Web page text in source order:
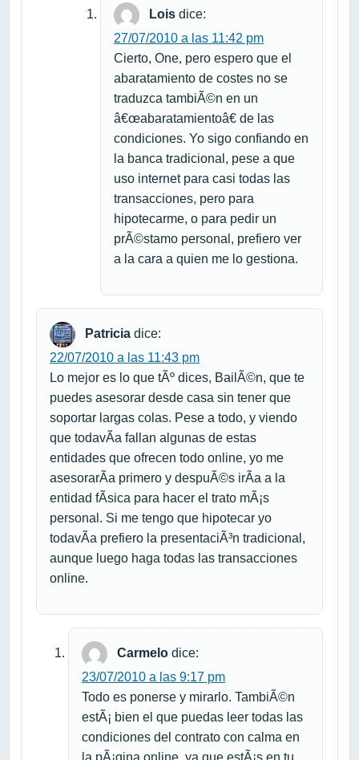
Lois dice:
27/07/2010 a las 11:42 pm
Cierto, One, pero espero que el
abaratamiento de costes no se
traduzca tambiÃ©n en un
â€œabaratamientoâ€ de las
condiciones. Yo sigo confiando en
la banca tradicional, pese a que
uso internet para casi todas las
transacciones, pero para
hipotecarme, o para pedir un
prÃ©stamo personal, prefiero ver
a la cara a quien me lo gestiona.
Patricia dice:
22/07/2010 a las 11:43 pm
Lo mejor es lo que tÃº dices, BailÃ©n, que te
puedes asesorar desde casa sin tener que
soportar largas colas. Pese a todo, y viendo
que todavÃ­a fallan algunas de estas
entidades que ofrecen todo online, yo me
asesorarÃ­a primero y despuÃ©s irÃ­a a la
entidad fÃ­sica para hacer el trato mÃ¡s
personal. Si me tengo que hipotecar yo
todavÃ­a prefiero la presentaciÃ³n tradicional,
aunque luego haga todas las transacciones
online.
Carmelo dice:
23/07/2010 a las 9:17 pm
Todo es ponerse y mirarlo. TambiÃ©n
estÃ¡ bien el que puedas leer todas las
condiciones del contrato con calma en
la pÃ¡gina online, ya que estÃ¡s en tu